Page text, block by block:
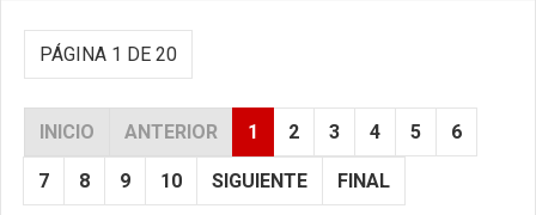
PÁGINA 1 DE 20
INICIO ANTERIOR 1 2 3 4 5 6
7 8 9 10 SIGUIENTE FINAL